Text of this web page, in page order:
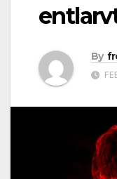
By